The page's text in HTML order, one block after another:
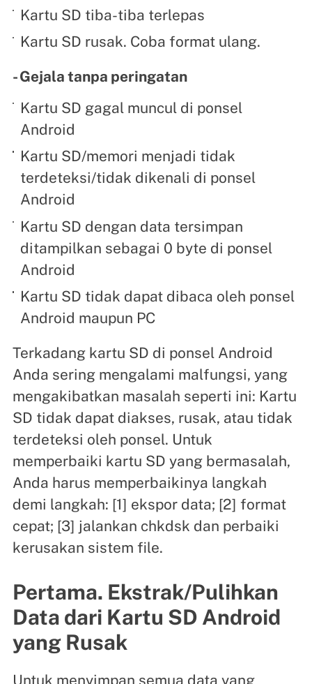
Kartu SD tiba-tiba terlepas
Kartu SD rusak. Coba format ulang.
- Gejala tanpa peringatan
Kartu SD gagal muncul di ponsel
Android
Kartu SD/memori menjadi tidak
terdeteksi/tidak dikenali di ponsel
Android
Kartu SD dengan data tersimpan
ditampilkan sebagai 0 byte di ponsel
Android
Kartu SD tidak dapat dibaca oleh ponsel
Android maupun PC
Terkadang kartu SD di ponsel Android
Anda sering mengalami malfungsi, yang
mengakibatkan masalah seperti ini: Kartu
SD tidak dapat diakses, rusak, atau tidak
terdeteksi oleh ponsel. Untuk
memperbaiki kartu SD yang bermasalah,
Anda harus memperbaikinya langkah
demi langkah: [1] ekspor data; [2] format
cepat; [3] jalankan chkdsk dan perbaiki
kerusakan sistem file.
Pertama. Ekstrak/Pulihkan
Data dari Kartu SD Android
yang Rusak
Untuk menyimpan semua data yang